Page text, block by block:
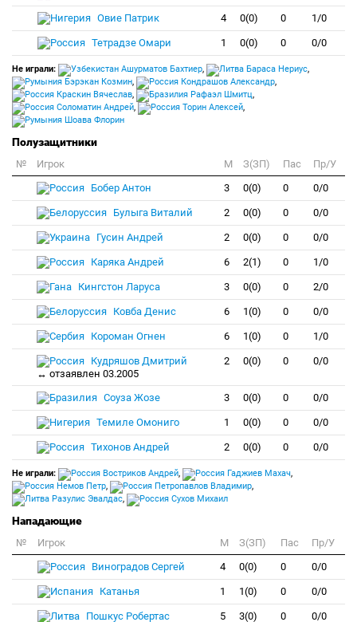
Овие Патрик 4 0(0) 0 1/0
Тетрадзе Омари 1 0(0) 0 0/0
Не играли: Ашурматов Бахтиер, Бараса Нериус,
Бэрэкан Козмин, Кондрашов Александр,
Краскин Вячеслав, Рафаэл Шмитц,
Соломатин Андрей, Торин Алексей,
Шоава Флорин
Полузащитники
№ Игрок M З(ЗП) Пас
Пр/У
Бобер Антон
3 0(0) 0 0/0
Булыга Виталий 2 0(0) 0 0/0
Гусин Андрей 2 0(0) 0 0/0
Каряка Андрей 6 2(1) 0 1/0
Кингстон Ларуса 3 0(0) 0 2/0
Ковба Денис 6 1(0) 0 0/0
Короман Огнен 6 1(0) 0 1/0
Кудряшов Дмитрий
↔ отзаявлен 03.2005
2 0(0) 0 0/0
Соуза Жозе 3 0(0) 0 0/0
Темиле Омониго 1 0(0) 0 0/0
Тихонов Андрей 2 0(0) 0 0/0
Не играли: Востриков Андрей, Гаджиев Махач,
Немов Петр, Петропавлов Владимир,
Разулис Эвалдас, Сухов Михаил
Нападающие
№ Игрок M З(ЗП) Пас
Пр/У
Виноградов Сергей
4 0(0) 0 0/0
Катанья 1 1(0) 0 0/0
Пошкус Робертас 5 3(0) 0 0/0